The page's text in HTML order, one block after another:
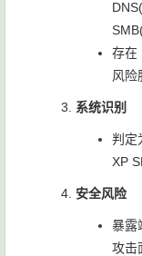
存在
风险
系统识别
判定
XP
安全风险
暴露
攻击